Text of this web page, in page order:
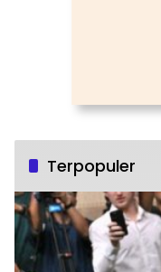
Terpopuler